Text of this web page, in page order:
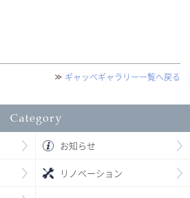
ギャッベギャラリー一覧へ戻る
お知らせ
リノベーション